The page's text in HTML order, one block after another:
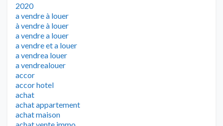
2020
a vendre à louer
à vendre à louer
a vendre a louer
a vendre et a louer
a vendrea louer
a vendrealouer
accor
accor hotel
achat
achat appartement
achat maison